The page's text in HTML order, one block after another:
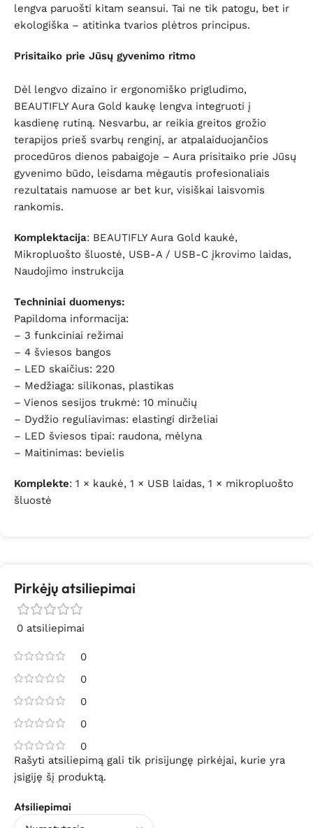
lengva paruošti kitam seansui. Tai ne tik patogu, bet ir
ekologiška – atitinka tvarios plėtros principus.
Prisitaiko prie Jūsų gyvenimo ritmo
Dėl lengvo dizaino ir ergonomiško prigludimo,
BEAUTIFLY Aura Gold kaukę lengva integruoti į
kasdienę rutiną. Nesvarbu, ar reikia greitos grožio
terapijos prieš svarbų renginį, ar atpalaiduojančios
procedūros dienos pabaigoje – Aura prisitaiko prie Jūsų
gyvenimo būdo, leisdama mėgautis profesionaliais
rezultatais namuose ar bet kur, visiškai laisvomis
rankomis.
Komplektacija: BEAUTIFLY Aura Gold kaukė,
Mikropluošto šluostė, USB-A / USB-C įkrovimo laidas,
Naudojimo instrukcija
Techniniai duomenys:
Papildoma informacija:
– 3 funkciniai režimai
– 4 šviesos bangos
– LED skaičius: 220
– Medžiaga: silikonas, plastikas
– Vienos sesijos trukmė: 10 minučių
– Dydžio reguliavimas: elastingi dirželiai
– LED šviesos tipai: raudona, mėlyna
– Maitinimas: bevielis
Komplekte: 1 × kaukė, 1 × USB laidas, 1 × mikropluošto
šluostė
Pirkėjų atsiliepimai
0 atsiliepimai
0
0
0
0
0
Atsiliepimai
Rašyti atsiliepimą gali tik prisijungę pirkėjai, kurie yra
įsigiję šį produktą.